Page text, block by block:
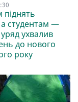
піднять
студентам —
уряд ухвалив
до нового
року